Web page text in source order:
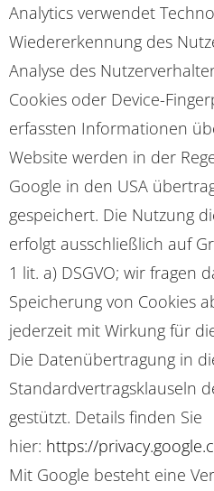
Analytics verwendet
Wiedererkennung des
Analyse des
Cookies oder Device-
erfassten Informationen
Website werden in der
Google in den USA
gespeichert. Die Nutzung
erfolgt ausschließlich auf
1 lit. a) DSGVO; wir fragen
Speicherung von Cookies
jederzeit mit Wirkung für
Die Datenübertragung in
Standardvertragsklauseln
gestützt. Details finden Sie
hier: https://
Mit Google besteht eine